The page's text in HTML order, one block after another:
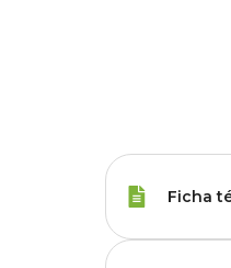
Ficha